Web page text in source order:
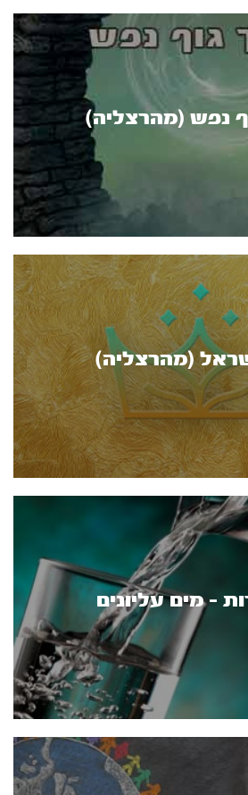
נפש (מהרצליה)
(מהרצליה)
- מים עליונים